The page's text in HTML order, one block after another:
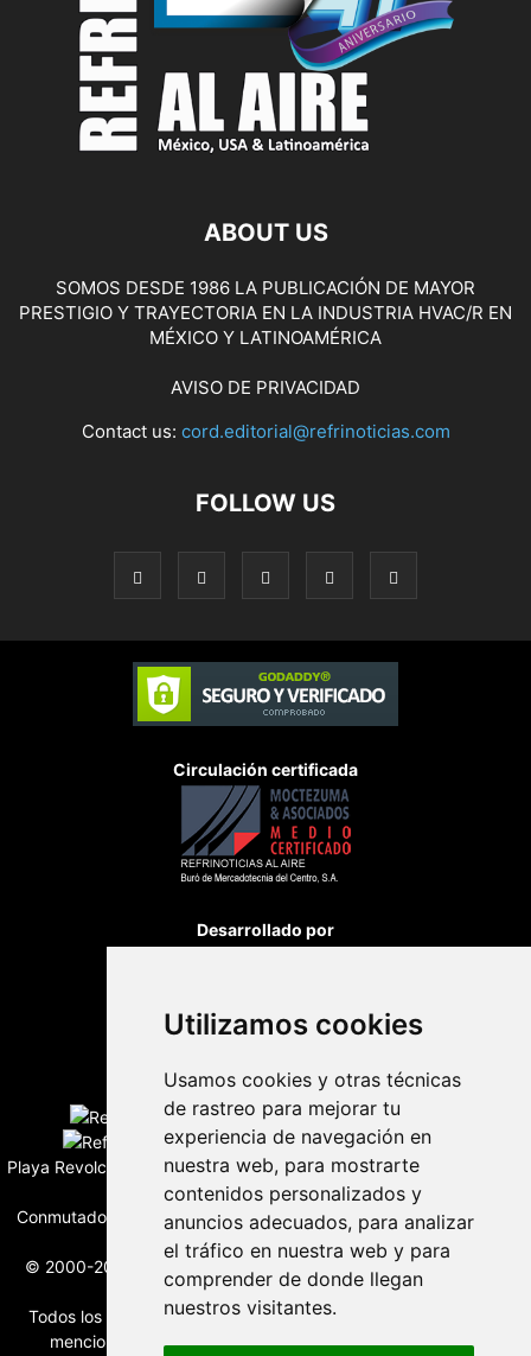
Utilizamos cookies
Usamos cookies y otras técnicas
de rastreo para mejorar tu
experiencia de navegación en
nuestra web, para mostrarte
contenidos personalizados y
anuncios adecuados, para analizar
el tráfico en nuestra web y para
comprender de donde llegan
nuestros visitantes.
ABOUT US
SOMOS DESDE 1986 LA PUBLICACIÓN DE MAYOR
PRESTIGIO Y TRAYECTORIA EN LA INDUSTRIA HVAC/R EN
MÉXICO Y LATINOAMÉRICA
AVISO DE PRIVACIDAD
Contact us: cord.editorial@refrinoticias.com
FOLLOW US
Circulación certificada
Desarrollado por
Edición digital con tecnología
Playa Revolcadero 222 Col. Reforma Iztaccihuatl Norte C.P. 08810
CIUDAD DE MEXICO
Conmutador CIUDAD DE MEXICO (+52) 555 740 4476, 555 740
4497
© 2000-2026 BURO DE MERCADOTECNIA DEL CENTRO, S.A.
Todos los derechos reservados
Todos los nombres, marcas, logotipos, productos e imagenes
mencionados son propiedad de sus respectivos dueños